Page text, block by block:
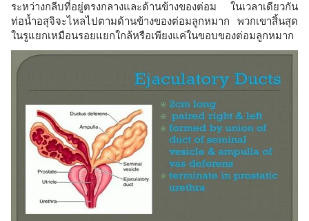
ระหว่างกลีบที่อยู่ตรงกลางและด้านข้างของต่อม ในเวลาเดียวกัน
ท่อน้ำอสุจิจะไหลไปตามด้านข้างของต่อมลูกหมาก พวกเขาสิ้นสุด
ในรูแยกเหมือนรอยแยกใกล้หรือเพียงแค่ในขอบของต่อมลูกหมาก